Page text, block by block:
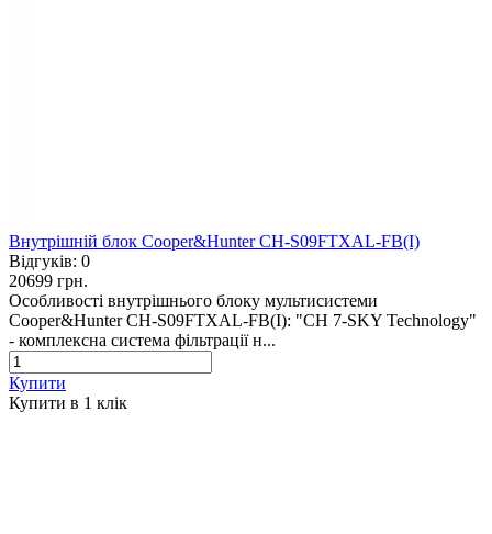
Внутрішній блок Cooper&Hunter CH-S09FTXAL-FB(I)
Відгуків: 0
20699 грн.
Особливості внутрішнього блоку мультисистеми
Cooper&Hunter CH-S09FTXAL-FB(I): "CH 7-SKY Technology"
- комплексна система фільтрації н...
Купити
Купити в 1 клiк